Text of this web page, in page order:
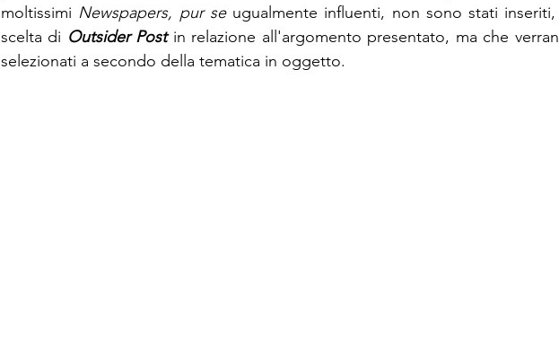
moltissimi Newspapers, pur se ugualmente influenti, non sono stati
scelta di Outsider Post in relazione all'argomento presentato, ma che
selezionati a secondo della tematica in oggetto.